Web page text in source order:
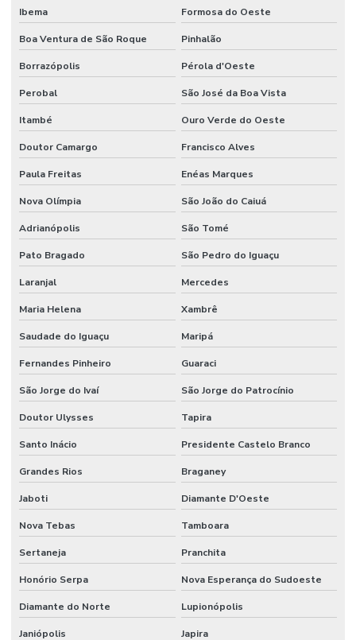
Ibema Formosa do Oeste
Boa Ventura de São Roque Pinhalão
Borrazópolis Pérola d'Oeste
Perobal São José da Boa Vista
Itambé Ouro Verde do Oeste
Doutor Camargo Francisco Alves
Paula Freitas Enéas Marques
Nova Olímpia São João do Caiuá
Adrianópolis São Tomé
Pato Bragado São Pedro do Iguaçu
Laranjal Mercedes
Maria Helena Xambrê
Saudade do Iguaçu Maripá
Fernandes Pinheiro Guaraci
São Jorge do Ivaí São Jorge do Patrocínio
Doutor Ulysses Tapira
Santo Inácio Presidente Castelo Branco
Grandes Rios Braganey
Jaboti Diamante D'Oeste
Nova Tebas Tamboara
Sertaneja Pranchita
Honório Serpa Nova Esperança do Sudoeste
Diamante do Norte Lupionópolis
Janiópolis Japira